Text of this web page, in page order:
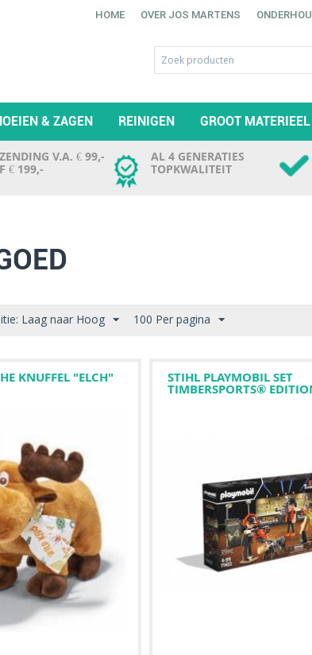
HOME OVER JOS MARTENS
& ZAGEN REINIGEN GROOT MATERIEEL
V.A. € 99,-
€ 199,-
AL 4 GENERATIES
TOPKWALITEIT
Laag naar Hoog 100 Per pagina
KNUFFEL "ELCH" STIHL PLAYMOBIL SET
TIMBERSPORTS®